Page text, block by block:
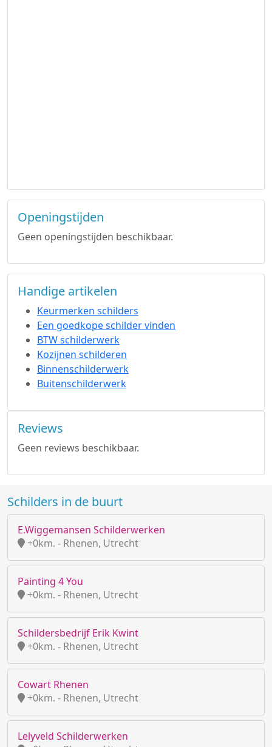
Openingstijden
Geen openingstijden beschikbaar.
Handige artikelen
Keurmerken schilders
Een goedkope schilder vinden
BTW schilderwerk
Kozijnen schilderen
Binnenschilderwerk
Buitenschilderwerk
Reviews
Geen reviews beschikbaar.
Schilders in de buurt
E.Wiggemansen Schilderwerken
+0km. - Rhenen, Utrecht
Painting 4 You
+0km. - Rhenen, Utrecht
Schildersbedrijf Erik Kwint
+0km. - Rhenen, Utrecht
Cowart Rhenen
+0km. - Rhenen, Utrecht
Lelyveld Schilderwerken